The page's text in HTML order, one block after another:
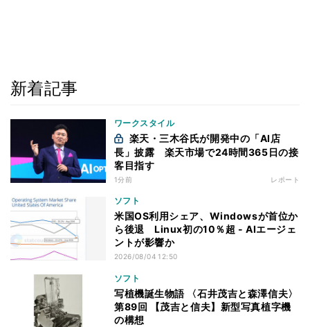
新着記事
ワークスタイル
長」披露 楽天市場で24時間365日の接
客目指す
1分前 レポート
ソフト
米国OS利用シェア、Windowsが首位か
ら後退 Linux初の10％超 - AIエージェ
ントが影響か
2026/08/04 12:50
ソフト
写植機誕生物語 〈石井茂吉と森澤信夫〉
第89回 【茂吉と信夫】新型写真植字機
の構想